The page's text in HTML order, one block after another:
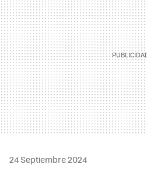
24 Septiembre 2024